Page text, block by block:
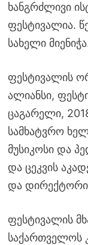
ხანგრძლივი
ფესტივალია.
სახელი
ფესტივალის
ალიანსი,
ცაგარელი,
სამხატვრო
მუსიკოსი და
და ცეკვის
და დირექტორი,
ფესტივალის
საქართველოს